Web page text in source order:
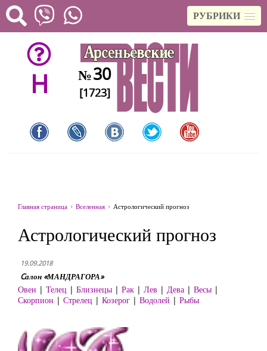
РУБРИКИ
H №30
[1723]
Главная страница Вселенная Астрологический прогноз
Астрологический прогноз
19.09.2018
Cалон «МАНДРАГОРА»
Овен | Телец | Близнецы | Рак | Лев | Дева | Весы |
Скорпион | Стрелец | Козерог | Водолей | Рыбы